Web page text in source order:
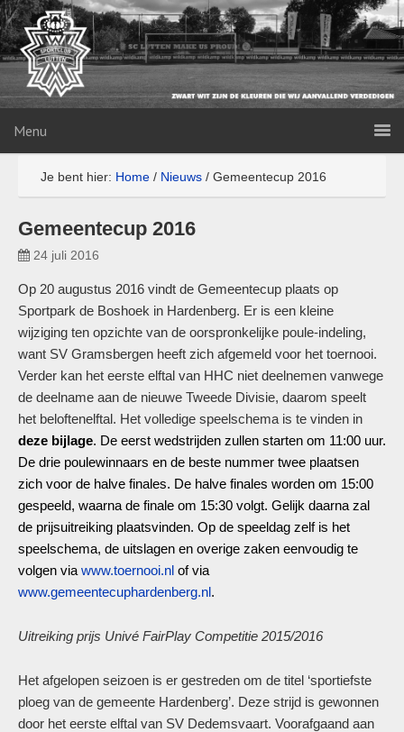
Menu
Je bent hier: Home / Nieuws / Gemeentecup 2016
Gemeentecup 2016
24 juli 2016
Op 20 augustus 2016 vindt de Gemeentecup plaats op
Sportpark de Boshoek in Hardenberg. Er is een kleine
wijziging ten opzichte van de oorspronkelijke poule-indeling,
want SV Gramsbergen heeft zich afgemeld voor het toernooi.
Verder kan het eerste elftal van HHC niet deelnemen vanwege
de deelname aan de nieuwe Tweede Divisie, daarom speelt
het beloftenelftal. Het volledige speelschema is te vinden in
deze bijlage. De eerst wedstrijden zullen starten om 11:00 uur.
De drie poulewinnaars en de beste nummer twee plaatsen
zich voor de halve finales. De halve finales worden om 15:00
gespeeld, waarna de finale om 15:30 volgt. Gelijk daarna zal
de prijsuitreiking plaatsvinden. Op de speeldag zelf is het
speelschema, de uitslagen en overige zaken eenvoudig te
volgen via www.toernooi.nl of via
www.gemeentecuphardenberg.nl.
Uitreiking prijs Univé FairPlay Competitie 2015/2016
Het afgelopen seizoen is er gestreden om de titel ‘sportiefste
ploeg van de gemeente Hardenberg’. Deze strijd is gewonnen
door het eerste elftal van SV Dedemsvaart. Voorafgaand aan